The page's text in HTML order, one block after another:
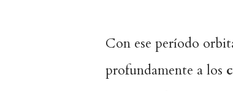
Con ese período
profundamente a los